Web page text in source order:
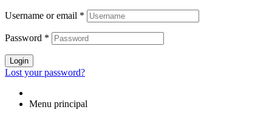
Username or email *
Password *
Login
Lost your password?
Menu principal